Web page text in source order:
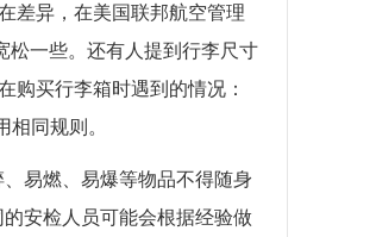
差异，在美国联邦航空管理
松一些。还有人提到行李尺寸
买行李箱时遇到的情况：
同规则。
易燃、易爆等物品不得随身
安检人员可能会根据经验做